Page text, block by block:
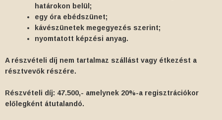
határokon belül;
egy óra ebédszünet;
kávészünetek megegyezés szerint;
nyomtatott képzési anyag.
A részvételi díj nem tartalmaz szállást vagy étkezést a
résztvevők részére.
Részvételi díj: 47.500,- amelynek 20%-a regisztrációkor
előlegként átutalandó.